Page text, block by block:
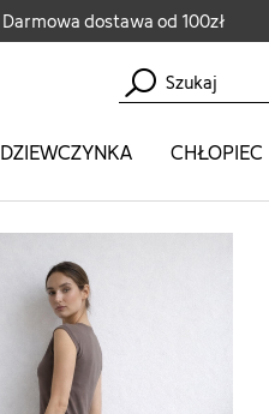
Darmowa dostawa od 100zł
DZIEWCZYNKA CHŁOPIEC